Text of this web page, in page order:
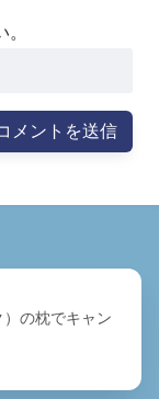
の枕でキャン